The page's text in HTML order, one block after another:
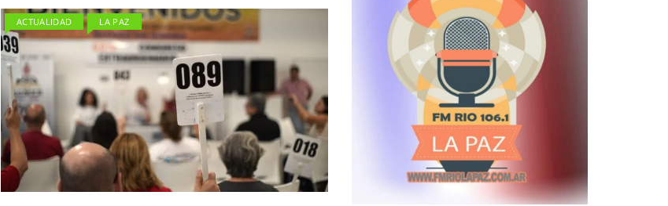
ACTUALIDAD LA PAZ